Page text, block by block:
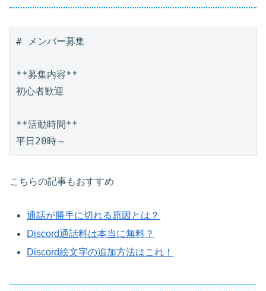
# メンバー募集
**募集内容**
初心者歓迎
**活動時間**
こちらの記事もおすすめ
通話が勝手に切れる原因とは？
Discord通話料は本当に無料？
Discord絵文字の追加方法はこれ！